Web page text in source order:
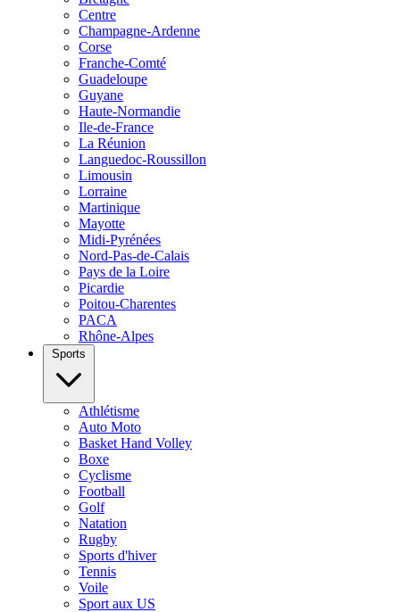
Centre
Champagne-Ardenne
Corse
Franche-Comté
Guadeloupe
Guyane
Haute-Normandie
Ile-de-France
La Réunion
Languedoc-Roussillon
Limousin
Lorraine
Martinique
Mayotte
Midi-Pyrénées
Nord-Pas-de-Calais
Pays de la Loire
Picardie
Poitou-Charentes
PACA
Rhône-Alpes
Sports
Athlétisme
Auto Moto
Basket Hand Volley
Boxe
Cyclisme
Football
Golf
Natation
Rugby
Sports d'hiver
Tennis
Voile
Sport aux US